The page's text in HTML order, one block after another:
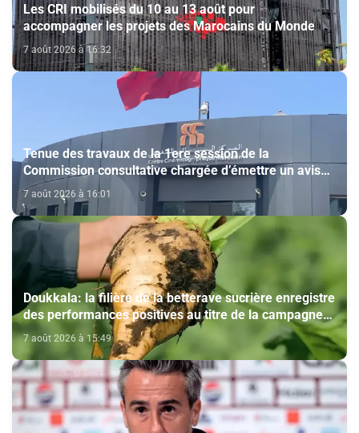
Les CRI mobilisés du 10 au 13 août pour
accompagner les projets des Marocains du Monde
7 août 2026 à 16:32
Tenue des travaux de la 1ere session de la
Commission consultative chargée d’émettre un avis
sur la délivrance de la carte du professionnel du
cinéma (CCM)
7 août 2026 à 16:01
Doukkala: la filière de la betterave sucrière enregistre
des performances positives au titre de la campagne
agricole 2025-2026
7 août 2026 à 15:49